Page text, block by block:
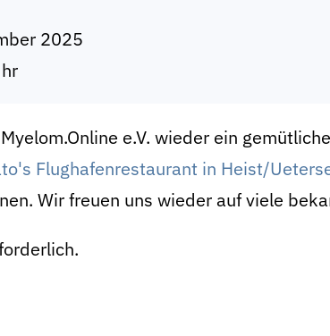
2025
e.V. wieder ein
Flughafenrestaurant in Heist/
Wir freuen uns wieder auf viele